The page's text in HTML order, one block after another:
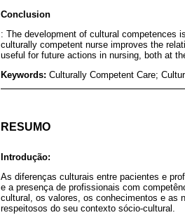
Conclusion
: The development of cultural competences
culturally competent nurse improves the
useful for future actions in nursing, both at
Keywords: Culturally Competent Care;
RESUMO
Introdução:
As diferenças culturais entre pacientes e
e a presença de profissionais com
cultural, os valores, os conhecimentos e as
respeitosos do seu contexto sócio-cultural.